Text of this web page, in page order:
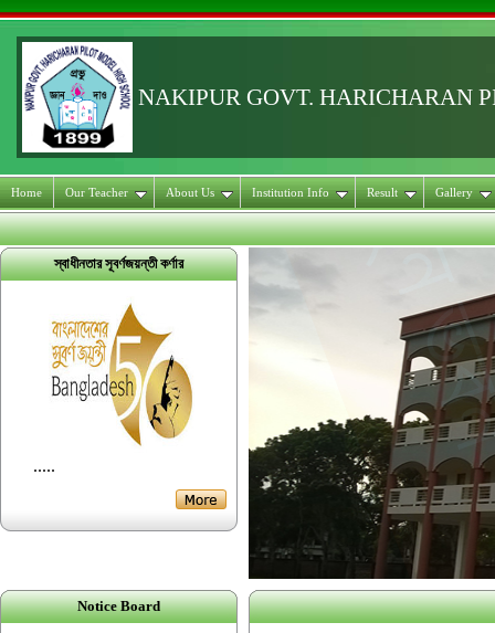
NAKIPUR GOVT. HARICHARAN
Home Our Teacher About Us Institution Info Result Gallery
স্বাধীনতার সূবর্ণজয়ন্তী কর্ণার
.....
Notice Board